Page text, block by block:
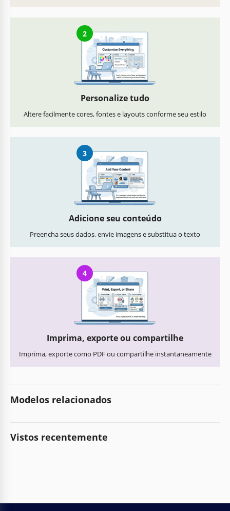
2
Personalize tudo
Altere facilmente cores, fontes e layouts conforme seu estilo
3
Adicione seu conteúdo
Preencha seus dados, envie imagens e substitua o texto
4
Imprima, exporte ou compartilhe
Imprima, exporte como PDF ou compartilhe instantaneamente
Modelos relacionados
Vistos recentemente